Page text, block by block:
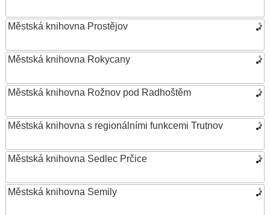
Městská knihovna Prostějov
Městská knihovna Rokycany
Městská knihovna Rožnov pod Radhoštěm
Městská knihovna s regionálními funkcemi Trutnov
Městská knihovna Sedlec Prčice
Městská knihovna Semily